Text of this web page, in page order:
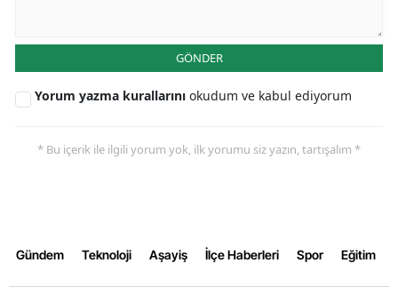
Ardahan
Iğdır
Karabük
GÖNDER
Yorum yazma kurallarını okudum ve kabul ediyorum
* Bu içerik ile ilgili yorum yok, ilk yorumu siz yazın, tartışalım *
Gündem Teknoloji Aşayiş İlçe Haberleri Spor Eğitim